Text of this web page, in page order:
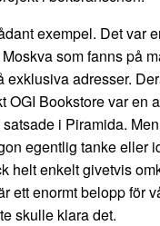
exempel. Det var
som fanns på
exklusiva adresser.
OGI Bookstore var en
i Piramida.
egentlig tanke eller
helt enkelt givetvis
ett enormt belopp för
skulle klara det.